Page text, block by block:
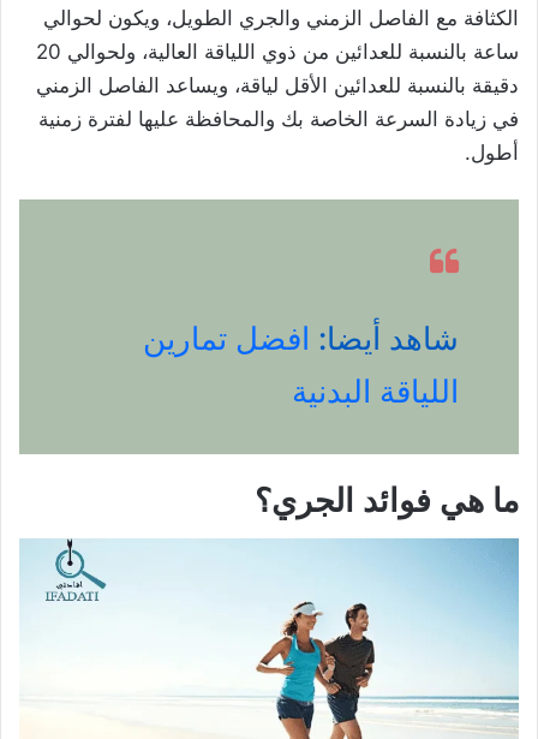
الكثافة مع الفاصل الزمني والجري الطويل، ويكون لحوالي
ساعة بالنسبة للعدائين من ذوي اللياقة العالية، ولحوالي 20
دقيقة بالنسبة للعدائين الأقل لياقة، ويساعد الفاصل الزمني
في زيادة السرعة الخاصة بك والمحافظة عليها لفترة زمنية
أطول.
شاهد أيضا: افضل تمارين
اللياقة البدنية
ما هي فوائد الجري؟